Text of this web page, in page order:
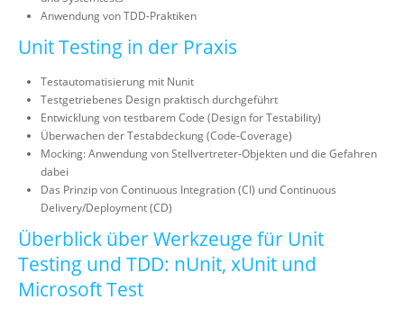
Anwendung von TDD-Praktiken
Unit Testing in der Praxis
Testautomatisierung mit Nunit
Testgetriebenes Design praktisch durchgeführt
Entwicklung von testbarem Code (Design for Testability)
Überwachen der Testabdeckung (Code-Coverage)
Mocking: Anwendung von Stellvertreter-Objekten und die Gefahren
dabei
Das Prinzip von Continuous Integration (CI) und Continuous
Delivery/Deployment (CD)
Überblick über Werkzeuge für Unit
Testing und TDD: nUnit, xUnit und
Microsoft Test